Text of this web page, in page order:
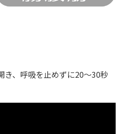
き、呼吸を止めずに20〜30秒